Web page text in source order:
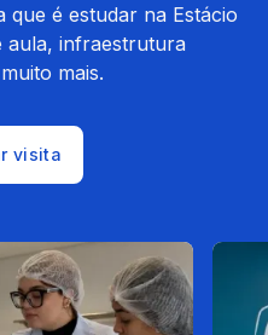
que é estudar na Estácio
aula, infraestrutura
mais.
visita